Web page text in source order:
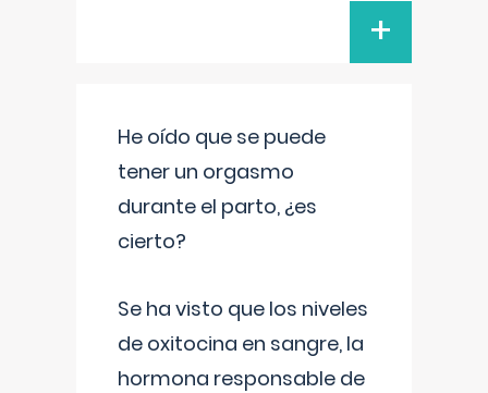
+
He oído que se puede
tener un orgasmo
durante el parto, ¿es
cierto?
Se ha visto que los niveles
de oxitocina en sangre, la
hormona responsable de